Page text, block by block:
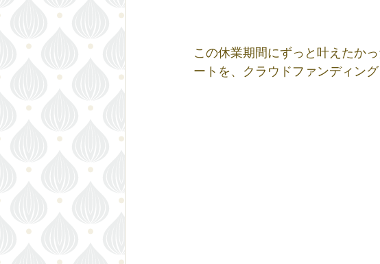
この休業期間にずっと叶えたか
ートを、クラウドファンディン